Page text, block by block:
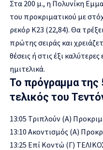
Στα 200 μ., η Πολυνίκη
του προκριματικού με
ρεκόρ Κ23 (22,84). Θα
πρώτης σειράς και
θέσεις ή στις έξι
ημιτελικά.
Το πρόγραμμα της
τελικός του
13:05 Τριπλούν (Α)
13:10 Ακοντισμός (Α)
13:25 Επί Κοντώ (Γ)